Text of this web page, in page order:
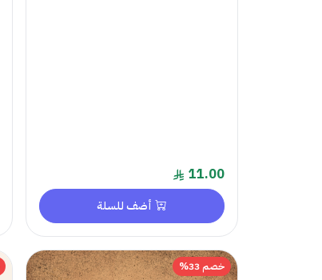
11.00
أضف للسلة
خصم 33%